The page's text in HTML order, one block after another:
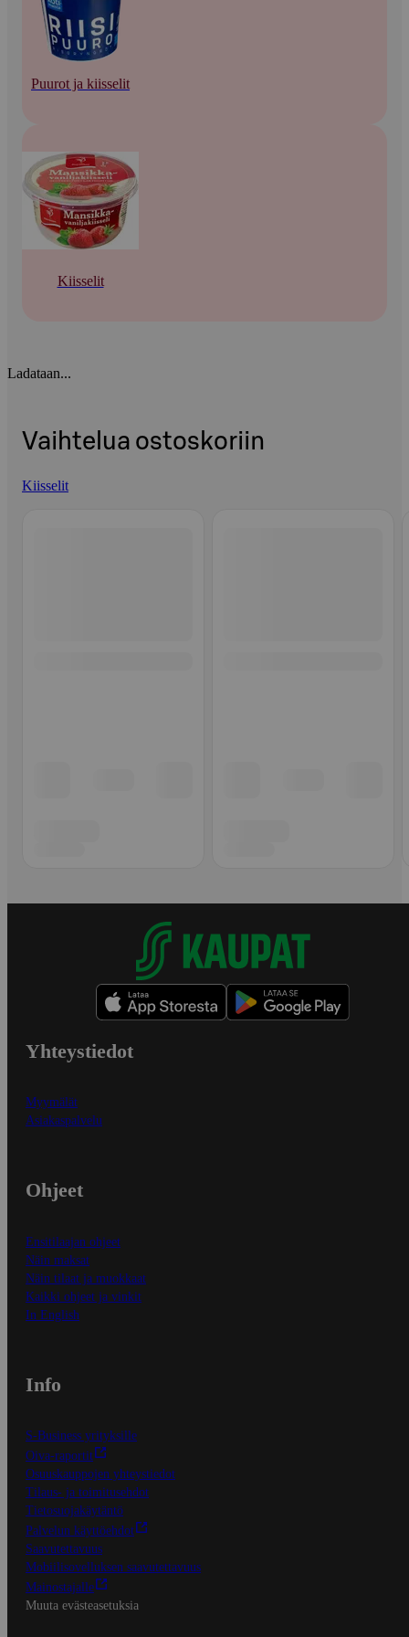
Puurot ja kiisselit
Kiisselit
Ladataan...
Vaihtelua ostoskoriin
Kiisselit
Yhteystiedot
Myymälät
Asiakaspalvelu
Ohjeet
Ensitilaajan ohjeet
Näin maksat
Näin tilaat ja muokkaat
Kaikki ohjeet ja vinkit
In English
Info
S-Business yrityksille
Oiva-raportit
Osuuskauppojen yhteystiedot
Tilaus- ja toimitusehdot
Tietosuojakäytäntö
Palvelun käyttöehdot
Saavutettavuus
Mobiilisovelluksen saavutettavuus
Mainostajalle
Muuta evästeasetuksia